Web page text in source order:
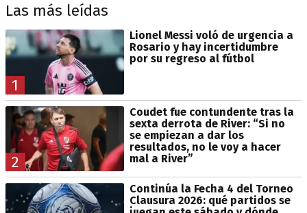
Las más leídas
1
Lionel Messi voló de urgencia a
Rosario y hay incertidumbre
por su regreso al fútbol
2
Coudet fue contundente tras la
sexta derrota de River: “Si no
se empiezan a dar los
resultados, no le voy a hacer
mal a River”
Continúa la Fecha 4 del Torneo
Clausura 2026: qué partidos se